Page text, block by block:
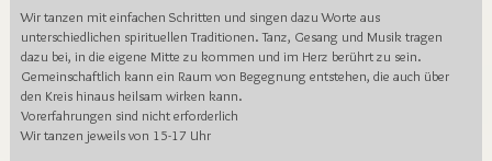
Wir tanzen mit einfachen Schritten und singen dazu Worte aus
unterschiedlichen spirituellen Traditionen. Tanz, Gesang und Musik tragen
dazu bei, in die eigene Mitte zu kommen und im Herz berührt zu sein.
Gemeinschaftlich kann ein Raum von Begegnung entstehen, die auch über
den Kreis hinaus heilsam wirken kann.
Vorerfahrungen sind nicht erforderlich
Wir tanzen jeweils von 15-17 Uhr